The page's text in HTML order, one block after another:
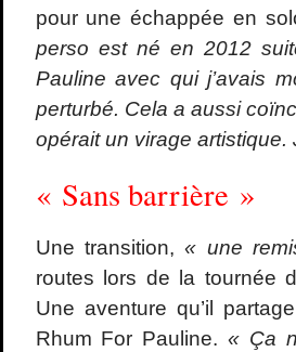
pour une échappée en
perso est né en 2012
Pauline avec qui j’avais
perturbé. Cela a aussi
opérait un virage artistique.
« Sans barrière »
Une transition,« une
routes lors de la tournée
Une aventure qu’il
Rhum For Pauline.« Ça